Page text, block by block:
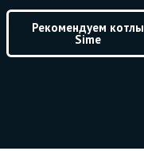
Рекомендуем котлы
Sime